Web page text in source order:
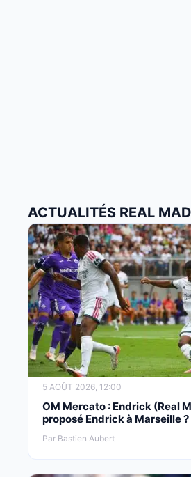
ACTUALITÉS REAL
5 AOÛT 2026, 12:00
OM Mercato : Endrick (Real
proposé Endrick à Marseille ?
Par Bastien Aubert